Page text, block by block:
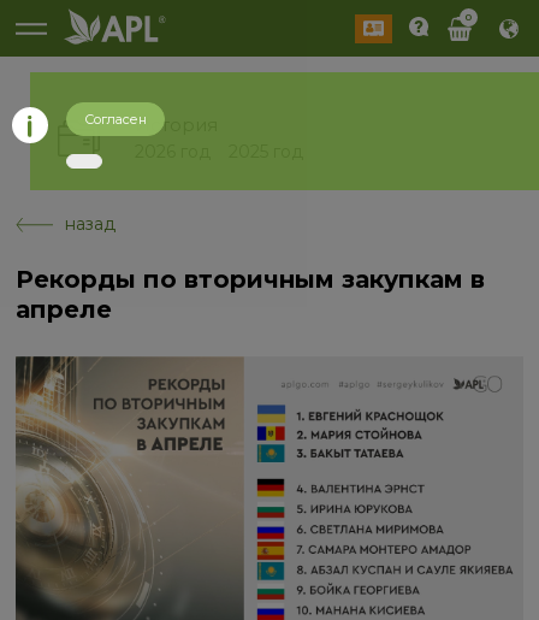
0
История
назад
Рекорды по вторичным закупкам в
апреле
Согласен